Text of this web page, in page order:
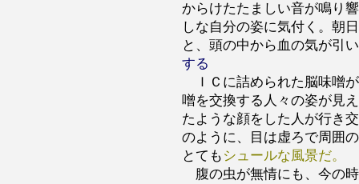
からけたたましい音が鳴り
しな自分の姿に気付く。朝
と、頭の中から血の気が引
する
ＩＣに詰められた脳味噌
噌を交換する人々の姿が見
たような顔をした人が行き
のように、目は虚ろで周囲
とても シュールな風景だ。
腹の虫が無情にも、今の